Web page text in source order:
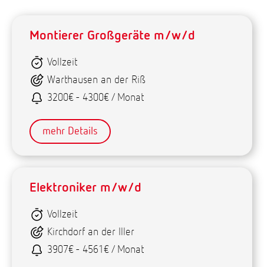
Montierer Großgeräte m/w/d
Vollzeit
Warthausen an der Riß
3200€ - 4300€ / Monat
mehr Details
Elektroniker m/w/d
Vollzeit
Kirchdorf an der Iller
3907€ - 4561€ / Monat